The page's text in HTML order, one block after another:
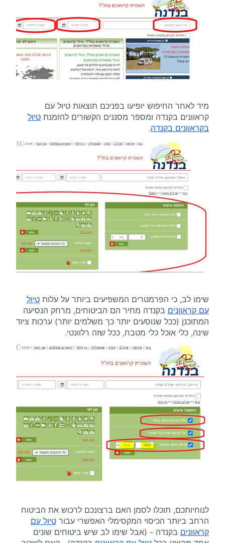
מיד לאחר החיפוש יופיעו בפניכם תוצאות טיול עם
קראוונים בקנדה ומספר מסננים הקשורים להזמנת טיול
בקראוונים בקנדה.
שימו לב, כי הפרמטרים המשפיעים ביותר על עלות טיול
עם קראוונים בקנדה מחיר הם הביטוחים, מרחק הנסיעה
המתוכנן (ככל שנוסעים יותר כך משלמים יותר) ערכות ציוד
שינה, כלי אוכל כלי מטבח, ככל שזה רלוונטי.
לנוחיותכם, תוכלו לסמן האם ברצונכם לרכוש את הביטוח
הרחב ביותר הכיסוי המקסימלי האפשרי עבור טיול עם
קראוונים בקנדה - (אבל שימו לב שיש ביטוחים שונים